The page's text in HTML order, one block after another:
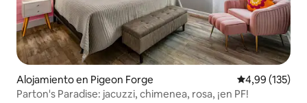
Alojamiento en Pigeon Forge Calificación
4,99 (135)
Parton's Paradise: jacuzzi, chimenea, rosa, ¡en PF!